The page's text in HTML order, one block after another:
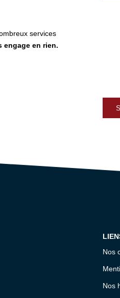
services
en rien.
Nos
Nos